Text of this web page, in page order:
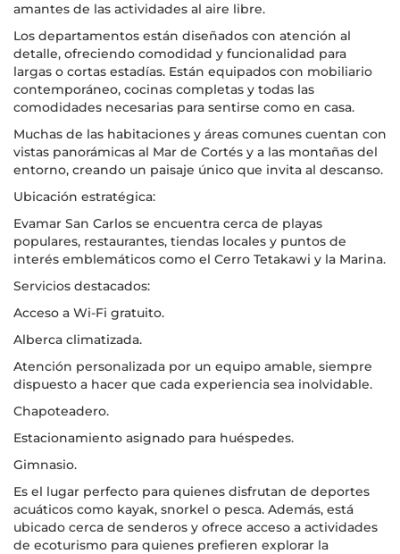
amantes de las actividades al aire libre.
Los departamentos están diseñados con atención al
detalle, ofreciendo comodidad y funcionalidad para
largas o cortas estadías. Están equipados con mobiliario
contemporáneo, cocinas completas y todas las
comodidades necesarias para sentirse como en casa.
Muchas de las habitaciones y áreas comunes cuentan con
vistas panorámicas al Mar de Cortés y a las montañas del
entorno, creando un paisaje único que invita al descanso.
Ubicación estratégica:
Evamar San Carlos se encuentra cerca de playas
populares, restaurantes, tiendas locales y puntos de
interés emblemáticos como el Cerro Tetakawi y la Marina.
Servicios destacados:
Acceso a Wi-Fi gratuito.
Alberca climatizada.
Atención personalizada por un equipo amable, siempre
dispuesto a hacer que cada experiencia sea inolvidable.
Chapoteadero.
Estacionamiento asignado para huéspedes.
Gimnasio.
Es el lugar perfecto para quienes disfrutan de deportes
acuáticos como kayak, snorkel o pesca. Además, está
ubicado cerca de senderos y ofrece acceso a actividades
de ecoturismo para quienes prefieren explorar la